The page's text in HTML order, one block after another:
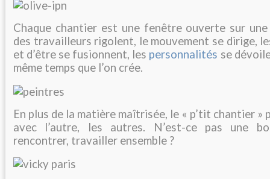
Chaque chantier est une fenêtre ouverte sur une
des travailleurs rigolent, le mouvement se dirige,
et d’être se fusionnent, les personnalités se
même temps que l’on crée.
En plus de la matière maîtrisée, le « p’tit chantier »
avec l’autre, les autres. N’est-ce pas une
rencontrer, travailler ensemble ?